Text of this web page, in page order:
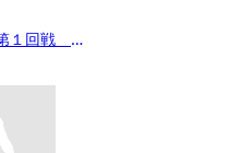
１回戦